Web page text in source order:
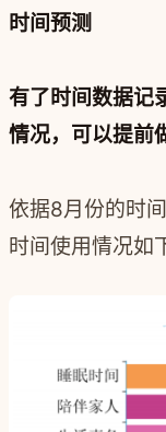
时间预测
有了时间数据记
情况，可以提前
依据8月份的时
时间使用情况如